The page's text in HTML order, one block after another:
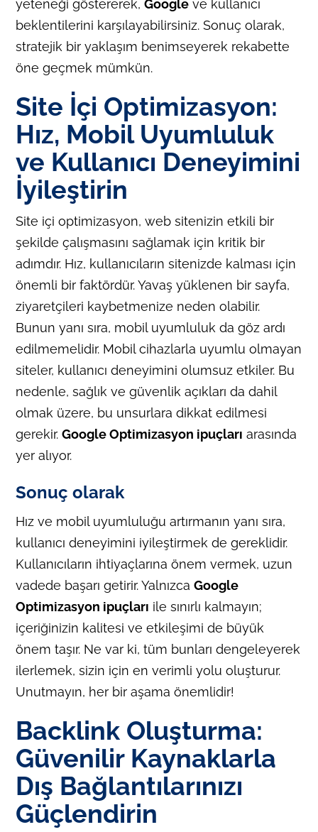
yeteneği göstererek,Google ve kullanıcı
beklentilerini karşılayabilirsiniz. Sonuç olarak,
stratejik bir yaklaşım benimseyerek rekabette
öne geçmek mümkün.
Site İçi Optimizasyon:
Hız, Mobil Uyumluluk
ve Kullanıcı Deneyimini
İyileştirin
Site içi optimizasyon, web sitenizin etkili bir
şekilde çalışmasını sağlamak için kritik bir
adımdır. Hız, kullanıcıların sitenizde kalması için
önemli bir faktördür. Yavaş yüklenen bir sayfa,
ziyaretçileri kaybetmenize neden olabilir.
Bunun yanı sıra, mobil uyumluluk da göz ardı
edilmemelidir. Mobil cihazlarla uyumlu olmayan
siteler, kullanıcı deneyimini olumsuz etkiler. Bu
nedenle, sağlık ve güvenlik açıkları da dahil
olmak üzere, bu unsurlara dikkat edilmesi
gerekir.Google Optimizasyon ipuçları arasında
yer alıyor.
Sonuç olarak
Hız ve mobil uyumluluğu artırmanın yanı sıra,
kullanıcı deneyimini iyileştirmek de gereklidir.
Kullanıcıların ihtiyaçlarına önem vermek, uzun
vadede başarı getirir. YalnızcaGoogle
Optimizasyon ipuçları ile sınırlı kalmayın;
içeriğinizin kalitesi ve etkileşimi de büyük
önem taşır. Ne var ki, tüm bunları dengeleyerek
ilerlemek, sizin için en verimli yolu oluşturur.
Unutmayın, her bir aşama önemlidir!
Backlink Oluşturma:
Güvenilir Kaynaklarla
Dış Bağlantılarınızı
Güçlendirin